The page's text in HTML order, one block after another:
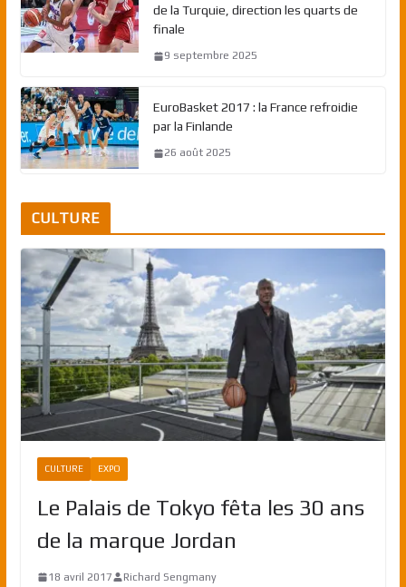
de la Turquie, direction les quarts de
finale
9 septembre 2025
EuroBasket 2017 : la France refroidie
par la Finlande
26 août 2025
CULTURE
CULTURE EXPO
Le Palais de Tokyo fêta les 30 ans
de la marque Jordan
18 avril 2017 Richard Sengmany